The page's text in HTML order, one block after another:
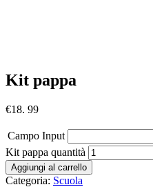
Kit pappa
€18. 99
Campo Input
Kit pappa quantità
Aggiungi al carrello
Categoria: Scuola